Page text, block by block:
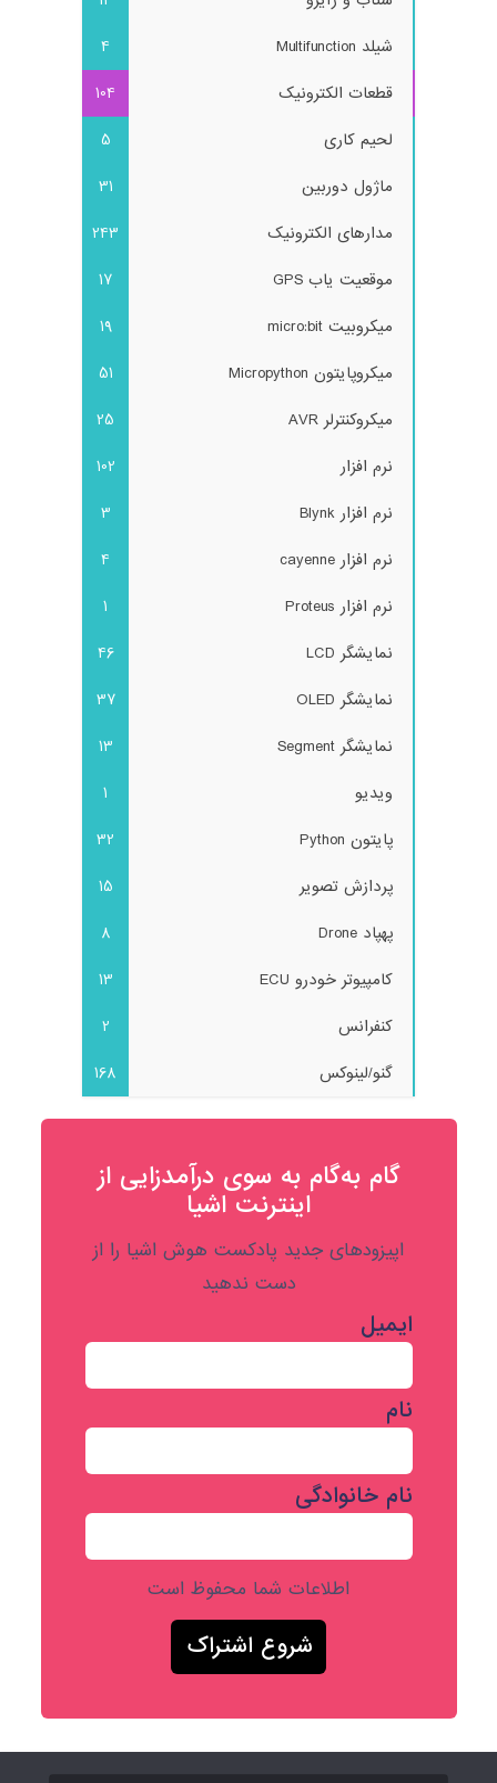
شیلد Multifunction
4
قطعات الکترونیک
104
لحیم کاری
5
ماژول دوربین
31
مدارهای الکترونیک
243
موقعیت یاب GPS
17
میکروبیت micro:bit
19
میکروپایتون Micropython
51
میکروکنترلر AVR
25
نرم افزار
102
نرم افزار Blynk
3
نرم افزار cayenne
4
نرم افزار Proteus
1
نمایشگر LCD
46
نمایشگر OLED
37
نمایشگر Segment
13
ویدیو
1
پایتون Python
32
پردازش تصویر
15
پهپاد Drone
8
کامپیوتر خودرو ECU
13
کنفرانس
2
گنو/لینوکس
168
گام به‌گام به‌ سوی درآمدزایی از
اینترنت اشیا
اپیزودهای جدید پادکست هوش اشیا را از
دست ندهید
ایمیل
نام
نام خانوادگی
اطلاعات شما محفوظ است